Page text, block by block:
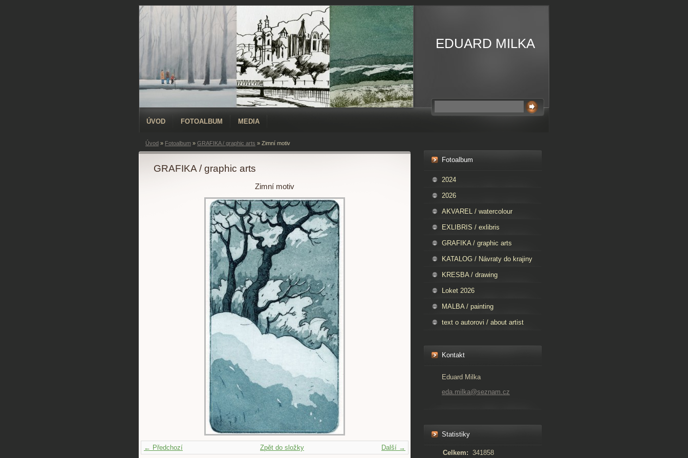
EDUARD MILKA
ÚVOD FOTOALBUM MEDIA
Úvod » Fotoalbum » GRAFIKA / graphic arts » Zimní motiv
GRAFIKA / graphic arts
Zimní motiv
← Předchozí Další →
Zpět do složky
Fotoalbum
2024
2026
AKVAREL / watercolour
EXLIBRIS / exlibris
GRAFIKA / graphic arts
KATALOG / Návraty do krajiny
KRESBA / drawing
Loket 2026
MALBA / painting
text o autorovi / about artist
Kontakt
Eduard Milka
eda.milka@seznam.cz
Statistiky
Celkem: 341858